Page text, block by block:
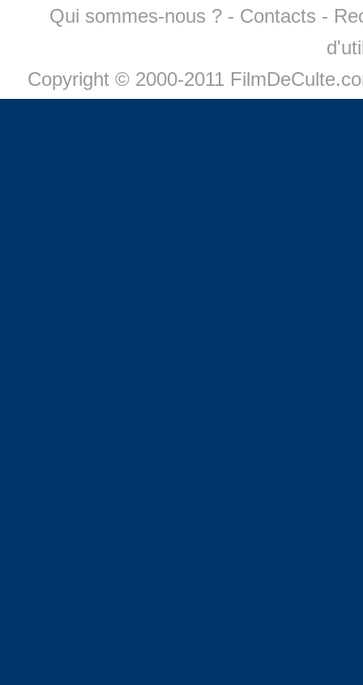
Qui sommes-nous ? - Contacts -
Copyright © 2000-2011